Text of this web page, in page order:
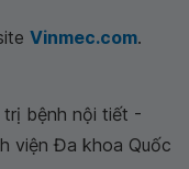
Vinmec.com.
trị bệnh nội tiết -
viện Đa khoa Quốc